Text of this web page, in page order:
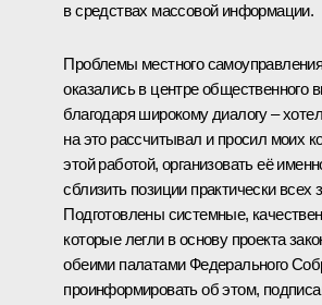
в средствах массовой информации.
Проблемы местного
оказались в центре общественного
благодаря широкому диалогу –
на это рассчитывал и просил моих
этой работой, организовать её
сблизить позиции практически всех
Подготовлены системные,
которые легли в основу проекта
обеими палатами Федерального
проинформировать об этом,